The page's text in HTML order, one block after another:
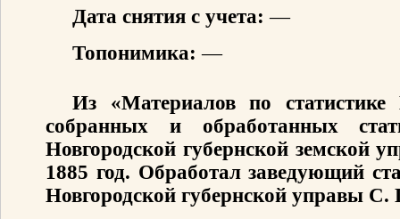
Дата снятия с учета: —
Топонимика: —
Из «Материалов по статистике
собранных и обработанных
Новгородской губернской земской
1885 год. Обработал заведующий
Новгородской губернской управы